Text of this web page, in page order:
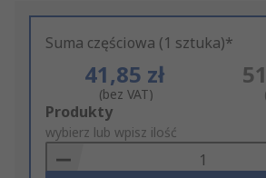
Suma częściowa (1 sztuka)*
41,85 zł
(bez VAT)
Add
to
Basket
Produkty
wybierz lub wpisz ilość